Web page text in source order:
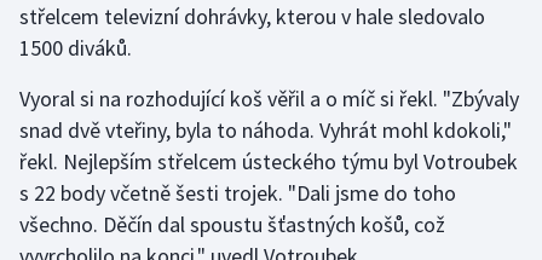
Plavání
Ragby
Rychlobruslení
střelcem televizní dohrávky, kterou v hale sledovalo
1500 diváků.
Vyoral si na rozhodující koš věřil a o míč si řekl. "Zbývaly
snad dvě vteřiny, byla to náhoda. Vyhrát mohl kdokoli,"
řekl. Nejlepším střelcem ústeckého týmu byl Votroubek
s 22 body včetně šesti trojek. "Dali jsme do toho
všechno. Děčín dal spoustu šťastných košů, což